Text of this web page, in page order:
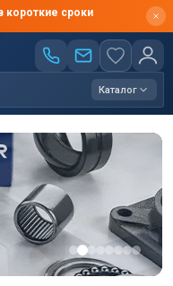
короткие сроки
Каталог